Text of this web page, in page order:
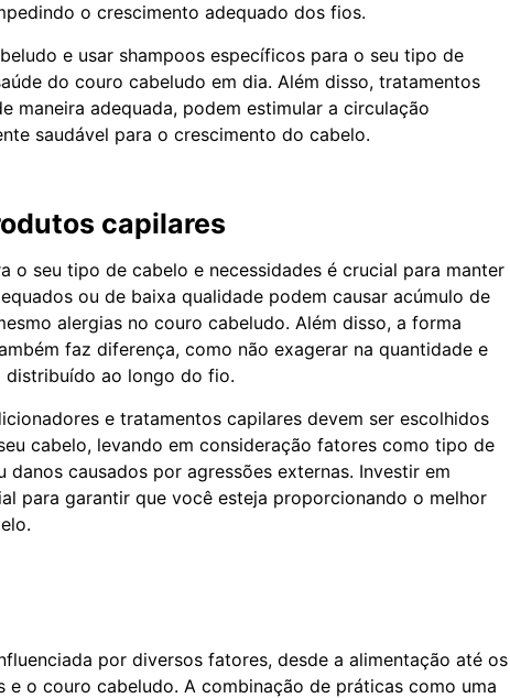
o crescimento adequado dos fios.
e usar shampoos específicos para o seu tipo de
do couro cabeludo em dia. Além disso, tratamentos
maneira adequada, podem estimular a circulação
saudável para o crescimento do cabelo.
capilares
o seu tipo de cabelo e necessidades é crucial para manter
ou de baixa qualidade podem causar acúmulo de
alergias no couro cabeludo. Além disso, a forma
faz diferença, como não exagerar na quantidade e
ao longo do fio.
e tratamentos capilares devem ser escolhidos
cabelo, levando em consideração fatores como tipo de
causados por agressões externas. Investir em
para garantir que você esteja proporcionando o melhor
por diversos fatores, desde a alimentação até os
e o couro cabeludo. A combinação de práticas como uma